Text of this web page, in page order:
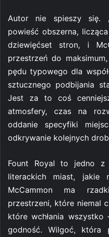
Autor nie spieszy się.
powieść obszerna,
dziewięćset stron, i
przestrzeń do
pędu typowego dla
sztucznego podbijania
Jest za to coś
atmosfery, czas na
oddanie specyfiki
odkrywanie kolejnych
Fount Royal to jedno z
literackich miast, jakie
McCammon ma
przestrzeni, które niemal
które wchłania
godność. Wilgoć, która